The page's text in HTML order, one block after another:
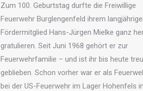
Zum 100. Geburtstag durfte die Freiwillige
Feuerwehr Burglengenfeld ihrem
Fördermitglied Hans-Jürgen Mielke ganz
gratulieren. Seit Juni 1968 gehört er zur
Feuerwehrfamilie – und ist ihr bis heute treu
geblieben. Schon vorher war er als
bei der US-Feuerwehr im Lager Hohenfels